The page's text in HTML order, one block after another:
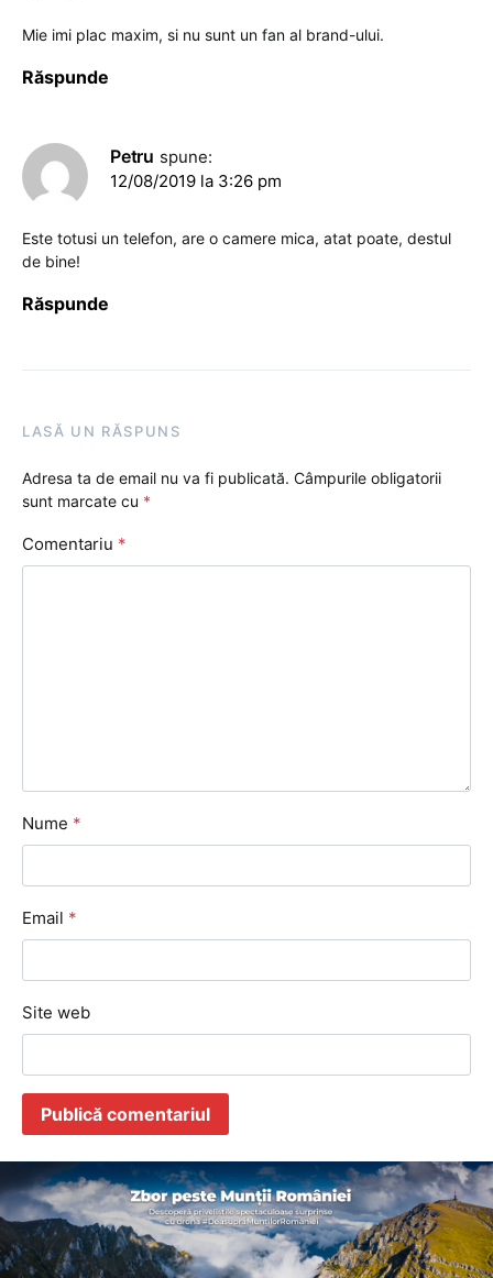
Mie imi plac maxim, si nu sunt un fan al brand-ului.
Răspunde
Petru spune:
12/08/2019 la 3:26 pm
Este totusi un telefon, are o camere mica, atat poate, destul
de bine!
Răspunde
LASĂ UN RĂSPUNS
Adresa ta de email nu va fi publicată. Câmpurile obligatorii
sunt marcate cu *
Comentariu *
Nume *
Email *
Site web